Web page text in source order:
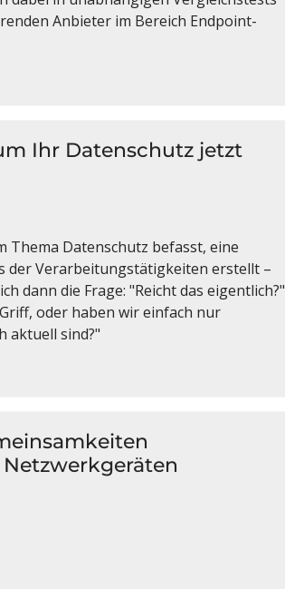
Anbieter im Bereich Endpoint-
Ihr Datenschutz jetzt
Thema Datenschutz befasst, eine
der Verarbeitungstätigkeiten erstellt –
dann die Frage: "Reicht das eigentlich?"
oder haben wir einfach nur
aktuell sind?"
Netzwerkgeräten